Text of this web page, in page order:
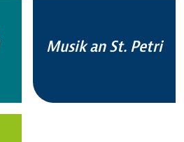
Musik an St. Petri